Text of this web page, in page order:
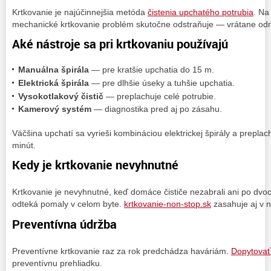
Krtkovanie je najúčinnejšia metóda čistenia upchatého potrubia .
mechanické krtkovanie problém skutočne odstraňuje — vrátane
Aké nástroje sa pri krtkovaniu používajú
Manuálna špirála — pre kratšie upchatia do 15 m.
Elektrická špirála — pre dlhšie úseky a tuhšie upchatia.
Vysokotlakový čistič — preplachuje celé potrubie.
Kamerový systém — diagnostika pred aj po zásahu.
Väčšina upchatí sa vyrieši kombináciou elektrickej špirály a
minút.
Kedy je krtkovanie nevyhnutné
Krtkovanie je nevyhnutné, keď domáce čističe nezabrali ani po
odteká pomaly v celom byte. krtkovanie-non-stop.sk zasahuje aj v
Preventívna údržba
Preventívne krtkovanie raz za rok predchádza haváriám.
preventívnu prehliadku.